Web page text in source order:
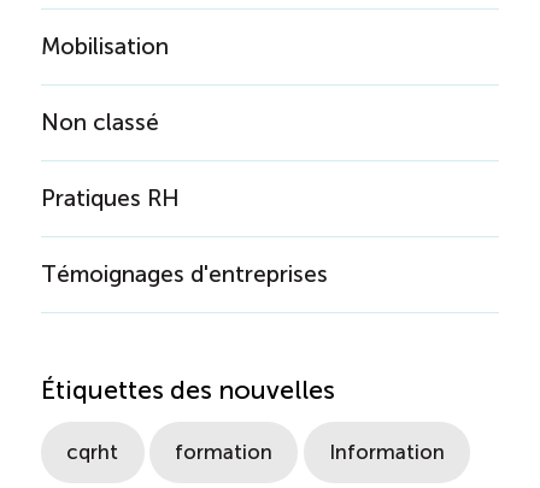
Mobilisation
Non classé
Pratiques RH
Témoignages d'entreprises
Étiquettes des nouvelles
cqrht formation Information